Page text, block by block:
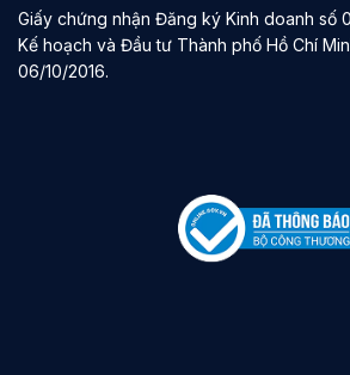
Giấy chứng nhận Đăng ký Kinh doanh số
Kế hoạch và Đầu tư Thành phố Hồ Chí
06/10/2016.